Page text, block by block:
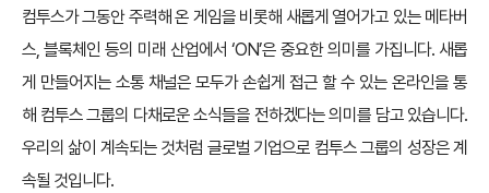
컴투스가 그동안 주력해 온 게임을 비롯해 새롭게 열어가고 있는 메타버
스, 블록체인 등의 미래 산업에서 ‘ON’은 중요한 의미를 가집니다. 새롭
게 만들어지는 소통 채널은 모두가 손쉽게 접근 할 수 있는 온라인을 통
해 컴투스 그룹의 다채로운 소식들을 전하겠다는 의미를 담고 있습니다.
우리의 삶이 계속되는 것처럼 글로벌 기업으로 컴투스 그룹의 성장은 계
속될 것입니다.